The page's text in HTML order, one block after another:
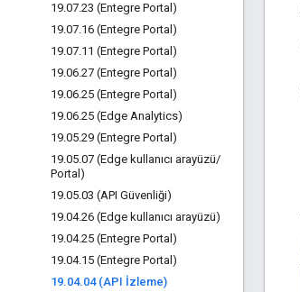
19.07.23 (Entegre Portal)
19.07.16 (Entegre Portal)
19.07.11 (Entegre Portal)
19.06.27 (Entegre Portal)
19.06.25 (Entegre Portal)
19.06.25 (Edge Analytics)
19.05.29 (Entegre Portal)
19.05.07 (Edge kullanıcı arayüzü/
Portal)
19.05.03 (API Güvenliği)
19.04.26 (Edge kullanıcı arayüzü)
19.04.25 (Entegre Portal)
19.04.15 (Entegre Portal)
19.04.04 (API İzleme)